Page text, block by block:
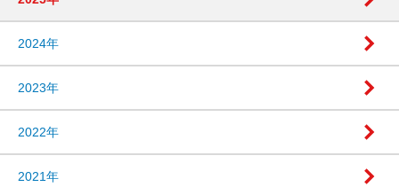
2024年
2023年
2022年
2021年